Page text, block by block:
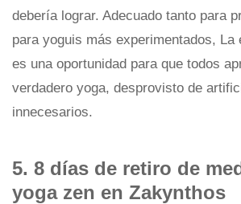
debería lograr. Adecuado tanto para
para yoguis más experimentados, La
es una oportunidad para que todos
verdadero yoga, desprovisto de
innecesarios.
5. 8 días de retiro de
yoga zen en Zakynthos